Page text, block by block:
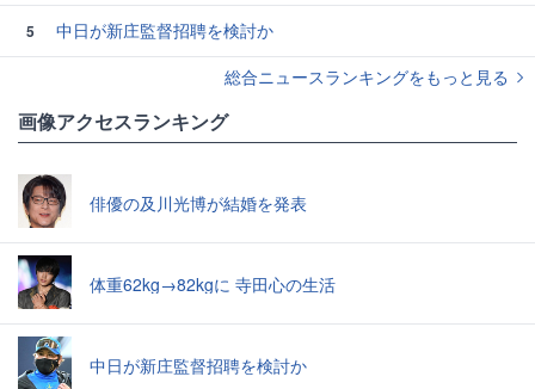
5
中日が新庄監督招聘を検討か
総合ニュースランキングをもっと見る
画像アクセスランキング
俳優の及川光博が結婚を発表
体重62kg→82kgに 寺田心の生活
中日が新庄監督招聘を検討か